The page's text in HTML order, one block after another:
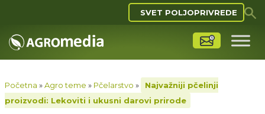
SVET POLJOPRIVREDE
Početna »Agro teme » Pčelarstvo »
Najvažniji pčelinji
proizvodi: Lekoviti i ukusni darovi prirode